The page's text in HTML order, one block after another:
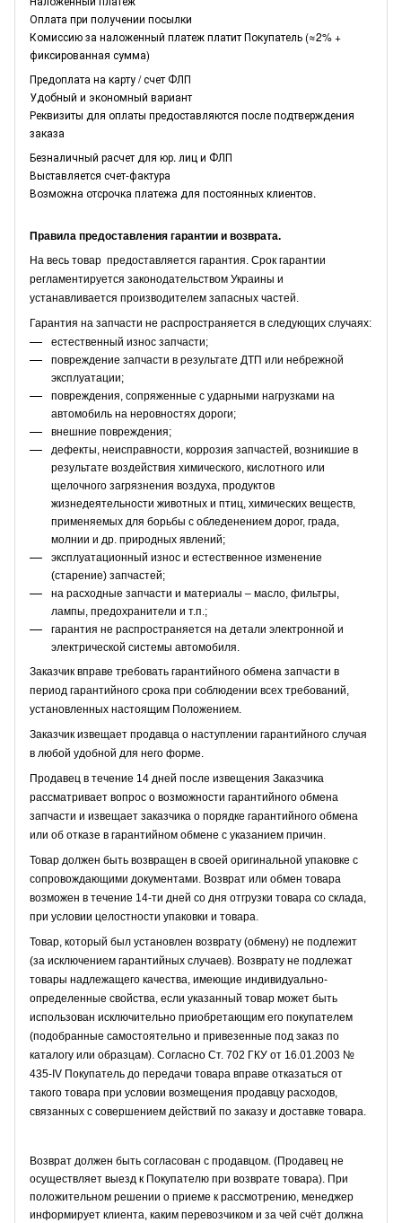
Оплата при получении посылки
Комиссию за наложенный платеж платит Покупатель (≈2% +
фиксированная сумма)
Предоплата на карту / счет ФЛП
Удобный и экономный вариант
Реквизиты для оплаты предоставляются после подтверждения
заказа
Безналичный расчет для юр. лиц и ФЛП
Выставляется счет-фактура
Возможна отсрочка платежа для постоянных клиентов.
Правила предоставления гарантии и возврата.
На весь товар предоставляется гарантия. Срок гарантии
регламентируется законодательством Украины и
устанавливается производителем запасных частей.
Гарантия на запчасти не распространяется в следующих случаях:
естественный износ запчасти;
повреждение запчасти в результате ДТП или небрежной
эксплуатации;
повреждения, сопряженные с ударными нагрузками на
автомобиль на неровностях дороги;
внешние повреждения;
дефекты, неисправности, коррозия запчастей, возникшие в
результате воздействия химического, кислотного или
щелочного загрязнения воздуха, продуктов
жизнедеятельности животных и птиц, химических веществ,
применяемых для борьбы с обледенением дорог, града,
молнии и др. природных явлений;
эксплуатационный износ и естественное изменение
(старение) запчастей;
на расходные запчасти и материалы – масло, фильтры,
лампы, предохранители и т.п.;
гарантия не распространяется на детали электронной и
электрической системы автомобиля.
Заказчик вправе требовать гарантийного обмена запчасти в
период гарантийного срока при соблюдении всех требований,
установленных настоящим Положением.
Заказчик извещает продавца о наступлении гарантийного случая
в любой удобной для него форме.
Продавец в течение 14 дней после извещения Заказчика
рассматривает вопрос о возможности гарантийного обмена
запчасти и извещает заказчика о порядке гарантийного обмена
или об отказе в гарантийном обмене с указанием причин.
Товар должен быть возвращен в своей оригинальной упаковке с
сопровождающими документами. Возврат или обмен товара
возможен в течение 14-ти дней со дня отгрузки товара со склада,
при условии целостности упаковки и товара.
Товар, который был установлен возврату (обмену) не подлежит
(за исключением гарантийных случаев). Возврату не подлежат
товары надлежащего качества, имеющие индивидуально-
определенные свойства, если указанный товар может быть
использован исключительно приобретающим его покупателем
(подобранные самостоятельно и привезенные под заказ по
каталогу или образцам). Согласно Ст. 702 ГКУ от 16.01.2003 №
435-IV Покупатель до передачи товара вправе отказаться от
такого товара при условии возмещения продавцу расходов,
связанных с совершением действий по заказу и доставке товара.
Возврат должен быть согласован с продавцом. (Продавец не
осуществляет выезд к Покупателю при возврате товара). При
положительном решении о приеме к рассмотрению, менеджер
информирует клиента, каким перевозчиком и за чей счёт должна